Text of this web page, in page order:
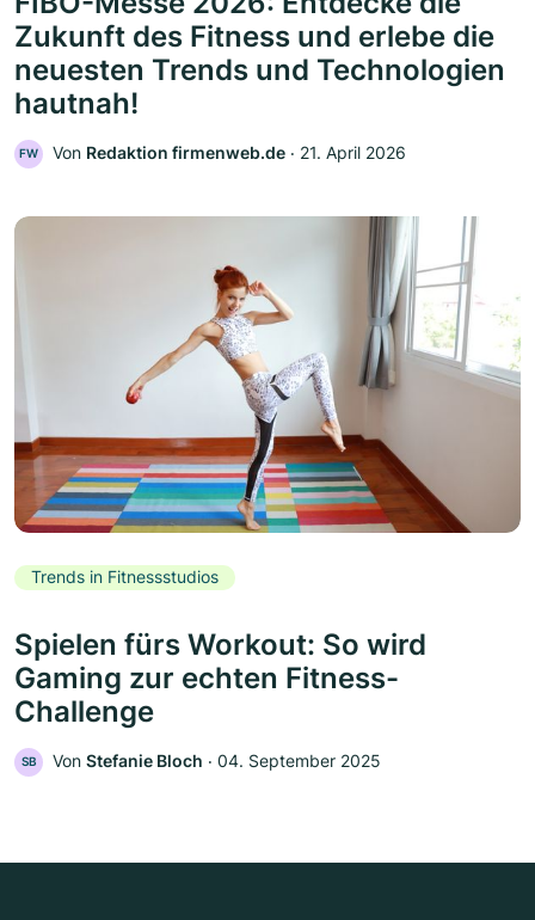
Zukunft des Fitness und erlebe die
neuesten Trends und Technologien
hautnah!
FW Von Redaktion firmenweb.de ‧ 21. April 2026
Trends in Fitnessstudios
Spielen fürs Workout: So wird
Gaming zur echten Fitness-
Challenge
SB Von Stefanie Bloch ‧ 04. September 2025